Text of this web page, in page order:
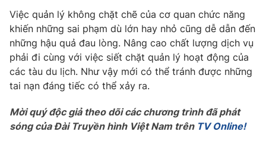
Thị trường
Tư vấn
Lịch phát sóng
Chuyên mục khác
Emagazine Podcast
Photo Infographic
Việc quản lý không chặt chẽ của cơ quan chức năng
khiến những sai phạm dù lớn hay nhỏ cũng dễ dẫn đến
những hậu quả đau lòng. Nâng cao chất lượng dịch vụ
phải đi cùng với việc siết chặt quản lý hoạt động của
các tàu du lịch. Như vậy mới có thể tránh được những
tai nạn đáng tiếc có thể xảy ra.
Mời quý độc giả theo dõi các chương trình đã phát
sóng của Đài Truyền hình Việt Nam trên TV Online!